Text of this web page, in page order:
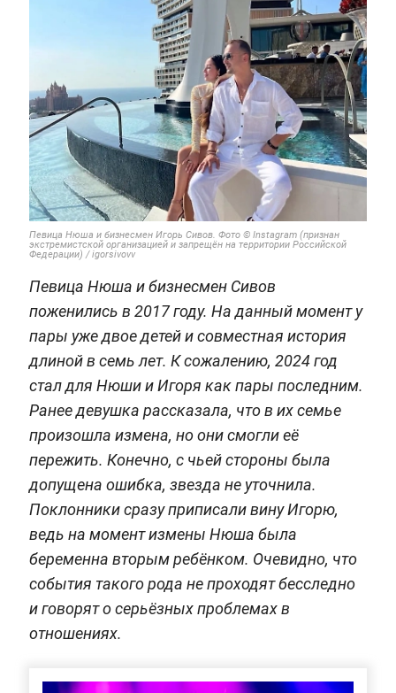
Певица Нюша и бизнесмен Игорь Сивов. Фото © Instagram (признан
экстремистской организацией и запрещён на территории Российской
Федерации) / igorsivovv
Певица Нюша и бизнесмен Сивов
поженились в 2017 году. На данный момент у
пары уже двое детей и совместная история
длиной в семь лет. К сожалению, 2024 год
стал для Нюши и Игоря как пары последним.
Ранее девушка рассказала, что в их семье
произошла измена, но они смогли её
пережить. Конечно, с чьей стороны была
допущена ошибка, звезда не уточнила.
Поклонники сразу приписали вину Игорю,
ведь на момент измены Нюша была
беременна вторым ребёнком. Очевидно, что
события такого рода не проходят бесследно
и говорят о серьёзных проблемах в
отношениях.